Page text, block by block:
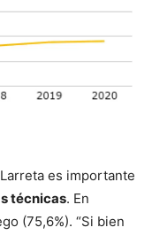
es importante
técnicas. En
(75,6%). “Si bien